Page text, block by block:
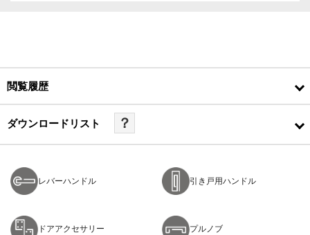
閲覧履歴
ダウンロードリスト ？
レバーハンドル 引き戸用ハンドル
ドアアクセサリー プルノブ